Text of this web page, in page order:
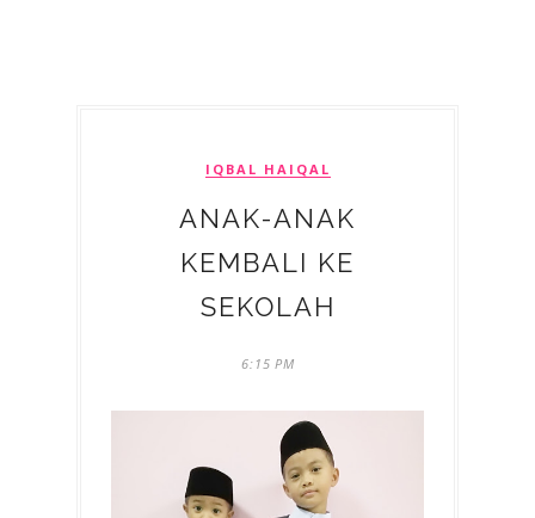
IQBAL HAIQAL
ANAK-ANAK
KEMBALI KE
SEKOLAH
6:15 PM